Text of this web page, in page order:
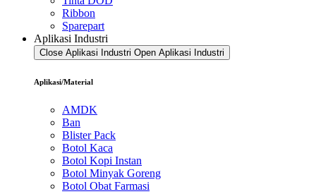
Ribbon
Sparepart
Aplikasi Industri
Close Aplikasi Industri Open Aplikasi Industri
Aplikasi/Material
AMDK
Ban
Blister Pack
Botol Kaca
Botol Kopi Instan
Botol Minyak Goreng
Botol Obat Farmasi